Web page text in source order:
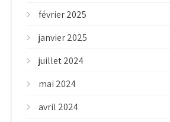
février 2025
janvier 2025
juillet 2024
mai 2024
avril 2024